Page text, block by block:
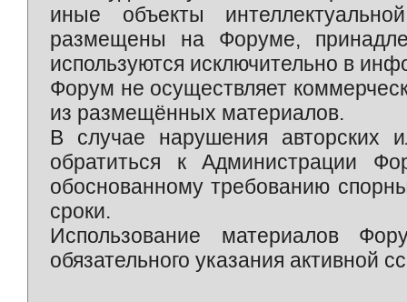
иные объекты
размещены на Форуме,
используются исключительно в
Форум не осуществляет
из размещённых материалов.
В случае нарушения авторских
обратиться к Администрации
обоснованному требованию
сроки.
Использование материалов
обязательного указания активной